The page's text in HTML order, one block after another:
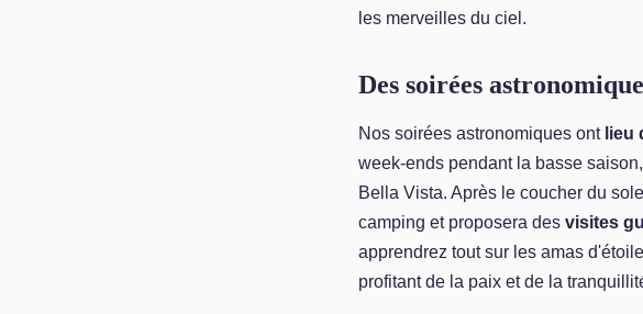
les merveilles du ciel.
Des soirées
Nos soirées astronomiques ont lieu
week-ends pendant la basse
Bella Vista. Après le coucher du
camping et proposera des visites
apprendrez tout sur les amas
profitant de la paix et de la